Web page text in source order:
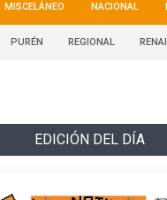
MISCELÁNEO NACIONAL
PURÉN REGIONAL
EDICIÓN DEL DÍA